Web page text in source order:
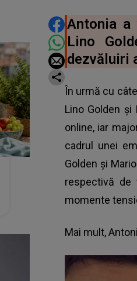
DISTRIBUIE
Antonia a
Lino
dezvăluiri
În urmă cu
Lino Golden
online, iar
cadrul unei
Golden și
respectivă
momente
Mai mult,